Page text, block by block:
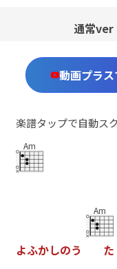
通常ver
動画プラ
楽譜タップで自動ス
Am
よふかしのう
Am
た